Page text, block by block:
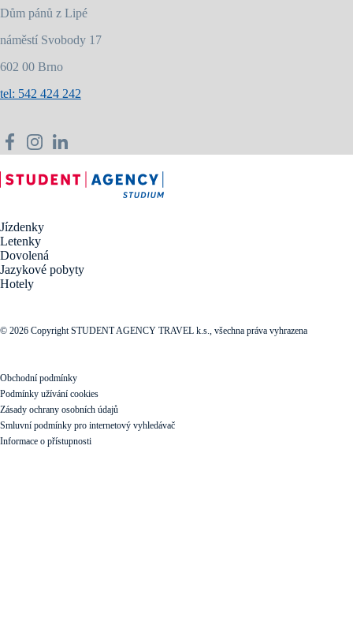
Dům pánů z Lipé
náměstí Svobody 17
602 00 Brno
tel: 542 424 242
Jízdenky
Letenky
Dovolená
Jazykové pobyty
Hotely
© 2026 Copyright STUDENT AGENCY TRAVEL k.s., všechna práva vyhrazena
Obchodní podmínky
Podmínky užívání cookies
Zásady ochrany osobních údajů
Smluvní podmínky pro internetový vyhledávač
Informace o přístupnosti